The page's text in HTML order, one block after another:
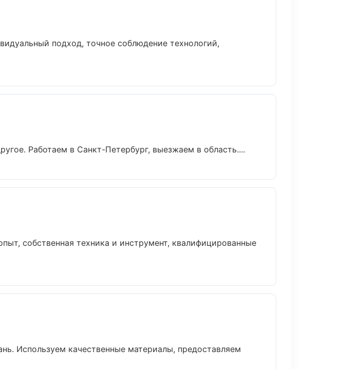
подход, точное соблюдение технологий,
Работаем в Санкт-Петербург, выезжаем в область....
собственная техника и инструмент, квалифицированные
Используем качественные материалы, предоставляем